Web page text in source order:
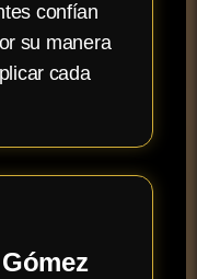
confían
su manera
cada